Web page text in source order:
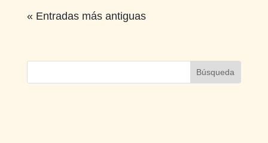
« Entradas más antiguas